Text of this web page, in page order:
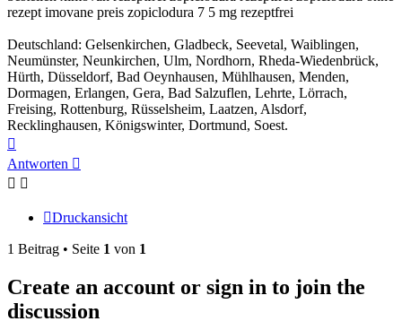
rezept imovane preis zopiclodura 7 5 mg rezeptfrei
Deutschland: Gelsenkirchen, Gladbeck, Seevetal, Waiblingen,
Neumünster, Neunkirchen, Ulm, Nordhorn, Rheda-Wiedenbrück,
Hürth, Düsseldorf, Bad Oeynhausen, Mühlhausen, Menden,
Dormagen, Erlangen, Gera, Bad Salzuflen, Lehrte, Lörrach,
Freising, Rottenburg, Rüsselsheim, Laatzen, Alsdorf,
Recklinghausen, Königswinter, Dortmund, Soest.
oben
Antworten
Druckansicht
1 Beitrag • Seite 1 von 1
Create an account or sign in to join the
discussion